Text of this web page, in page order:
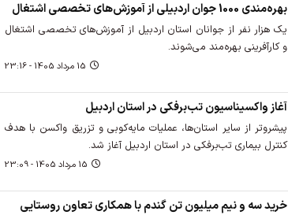
بهره‌مندی 1000 جوان اردبیلی از آموزش‌های تخصصی اشتغال
یک هزار نفر از جوانان استان اردبیل از آموزش‌های تخصصی اشتغال
و کارآفرینی بهره‌مند می‌شوند.
15 مرداد 1405 - 23:16
آغاز واکسیناسیون تب‌برفکی در استان اردبیل
پیشروتر از سایر استان‌ها، عملیات مایه‌کوبی و تزریق واکسن با هدف
کنترل بیماری تب‌برفکی در استان اردبیل آغاز شد.
15 مرداد 1405 - 23:09
خرید سه و نیم میلیون تن گندم با همکاری تعاون روستایی